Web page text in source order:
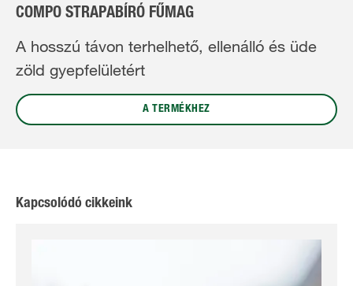
COMPO STRAPABÍRÓ FŰMAG
A hosszú távon terhelhető, ellenálló és üde
zöld gyepfelületért
A TERMÉKHEZ
Kapcsolódó cikkeink